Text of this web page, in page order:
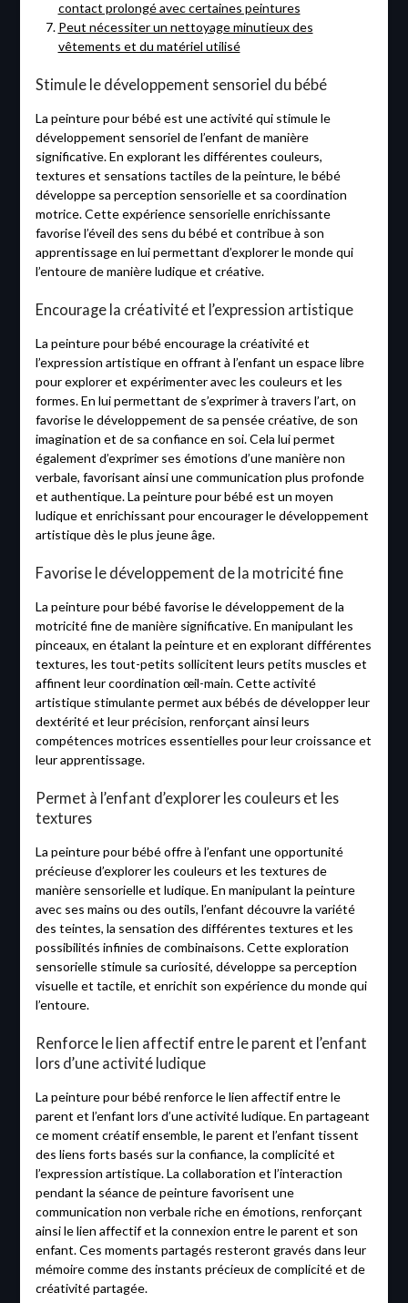
contact prolongé avec certaines peintures
Peut nécessiter un nettoyage minutieux des
vêtements et du matériel utilisé
Stimule le développement sensoriel du bébé
La peinture pour bébé est une activité qui stimule le
développement sensoriel de l’enfant de manière
significative. En explorant les différentes couleurs,
textures et sensations tactiles de la peinture, le bébé
développe sa perception sensorielle et sa coordination
motrice. Cette expérience sensorielle enrichissante
favorise l’éveil des sens du bébé et contribue à son
apprentissage en lui permettant d’explorer le monde qui
l’entoure de manière ludique et créative.
Encourage la créativité et l’expression artistique
La peinture pour bébé encourage la créativité et
l’expression artistique en offrant à l’enfant un espace libre
pour explorer et expérimenter avec les couleurs et les
formes. En lui permettant de s’exprimer à travers l’art, on
favorise le développement de sa pensée créative, de son
imagination et de sa confiance en soi. Cela lui permet
également d’exprimer ses émotions d’une manière non
verbale, favorisant ainsi une communication plus profonde
et authentique. La peinture pour bébé est un moyen
ludique et enrichissant pour encourager le développement
artistique dès le plus jeune âge.
Favorise le développement de la motricité fine
La peinture pour bébé favorise le développement de la
motricité fine de manière significative. En manipulant les
pinceaux, en étalant la peinture et en explorant différentes
textures, les tout-petits sollicitent leurs petits muscles et
affinent leur coordination œil-main. Cette activité
artistique stimulante permet aux bébés de développer leur
dextérité et leur précision, renforçant ainsi leurs
compétences motrices essentielles pour leur croissance et
leur apprentissage.
Permet à l’enfant d’explorer les couleurs et les
textures
La peinture pour bébé offre à l’enfant une opportunité
précieuse d’explorer les couleurs et les textures de
manière sensorielle et ludique. En manipulant la peinture
avec ses mains ou des outils, l’enfant découvre la variété
des teintes, la sensation des différentes textures et les
possibilités infinies de combinaisons. Cette exploration
sensorielle stimule sa curiosité, développe sa perception
visuelle et tactile, et enrichit son expérience du monde qui
l’entoure.
Renforce le lien affectif entre le parent et l’enfant
lors d’une activité ludique
La peinture pour bébé renforce le lien affectif entre le
parent et l’enfant lors d’une activité ludique. En partageant
ce moment créatif ensemble, le parent et l’enfant tissent
des liens forts basés sur la confiance, la complicité et
l’expression artistique. La collaboration et l’interaction
pendant la séance de peinture favorisent une
communication non verbale riche en émotions, renforçant
ainsi le lien affectif et la connexion entre le parent et son
enfant. Ces moments partagés resteront gravés dans leur
mémoire comme des instants précieux de complicité et de
créativité partagée.